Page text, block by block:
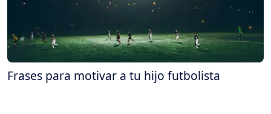
Frases para motivar a tu hijo futbolista